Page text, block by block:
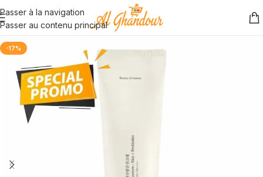
Passer à la navigation
Passer au contenu principal
-17%